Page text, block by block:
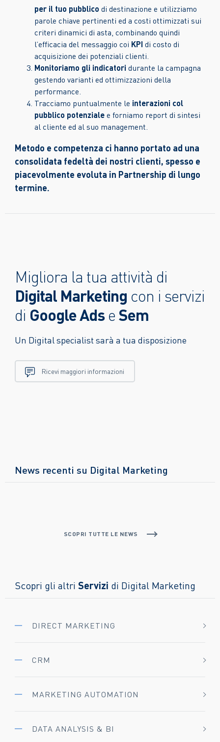
per il tuo pubblico di destinazione e utilizziamo
parole chiave pertinenti ed a costi ottimizzati sui
criteri dinamici di asta, combinando quindi
l’efficacia del messaggio coi KPI di costo di
acquisizione dei potenziali clienti.
Monitoriamo gli indicatori durante la campagna
gestendo varianti ed ottimizzazioni della
performance.
Tracciamo puntualmente le interazioni col
pubblico potenziale e forniamo report di sintesi
al cliente ed al suo management.
Metodo e competenza ci hanno portato ad una
consolidata fedeltà dei nostri clienti, spesso e
piacevolmente evoluta in Partnership di lungo
termine.
Migliora la tua attività di
Digital Marketing con i servizi
di Google Adse Sem
Un Digital specialist sarà a tua disposizione
Ricevi maggiori informazioni
News recenti su Digital Marketing
SCOPRI TUTTE LE NEWS
Scopri gli altri Servizi di Digital Marketing
DIRECT MARKETING
CRM
MARKETING AUTOMATION
DATA ANALYSIS & BI